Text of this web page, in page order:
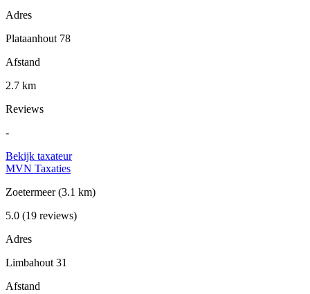
Adres
Plataanhout 78
Afstand
2.7 km
Reviews
-
Bekijk taxateur
MVN Taxaties
Zoetermeer(3.1 km)
5.0 (19 reviews)
Adres
Limbahout 31
Afstand